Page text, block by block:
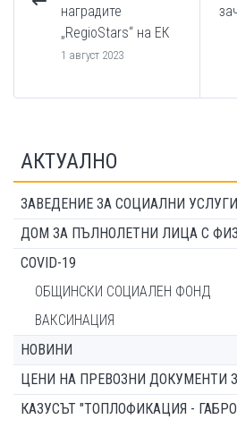
наградите
„RegioStars“ на ЕК
1 август 2023
АКТУАЛНО
ЗАВЕДЕНИЕ ЗА СОЦИАЛНИ УСЛУГИ
ДОМ ЗА ПЪЛНОЛЕТНИ ЛИЦА С
COVID-19
ОБЩИНСКИ СОЦИАЛЕН ФОНД
ВАКСИНАЦИЯ
НОВИНИ
ЦЕНИ НА ПРЕВОЗНИ ДОКУМЕНТИ
КАЗУСЪТ "ТОПЛОФИКАЦИЯ -